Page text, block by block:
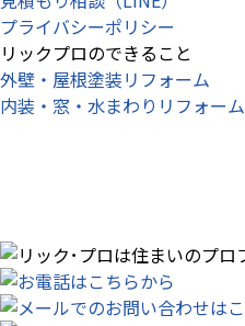
プライバシーポリシー
リックプロのできること
外壁・屋根塗装リフォーム
内装・窓・水まわりリフォーム